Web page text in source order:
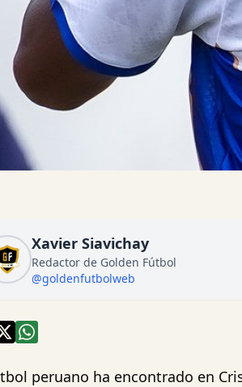
Xavier Siavichay
Redactor de Golden Fútbol
@goldenfutbolweb
peruano ha encontrado en